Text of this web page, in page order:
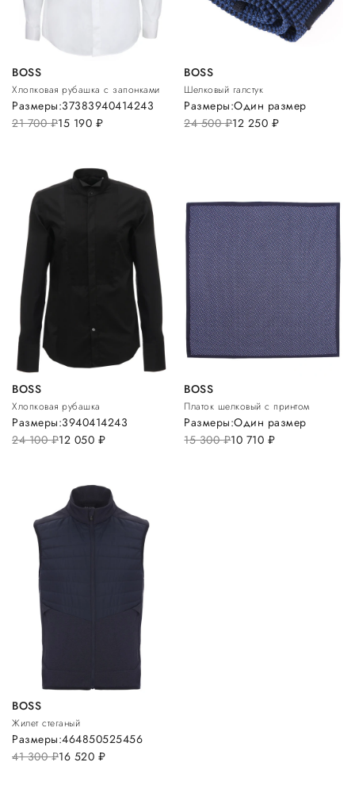
BOSS
Хлопковая рубашка с запонками
21 700руб.15 190 руб.
Размеры:37383940414243
BOSS
Шелковый галстук
24 500руб.12 250 руб.
Размеры:Один размер
BOSS
Хлопковая рубашка
24 100руб.12 050 руб.
Размеры:3940414243
BOSS
Платок шелковый с принтом
15 300руб.10 710 руб.
Размеры:Один размер
BOSS
Жилет стеганый
41 300руб.16 520 руб.
Размеры:464850525456